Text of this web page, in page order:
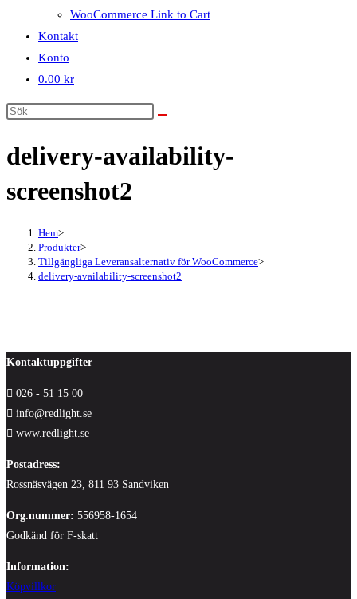
WooCommerce Link to Cart
Kontakt
Konto
0.00 kr
delivery-availability-
screenshot2
Hem>
Produkter>
Tillgängliga Leveransalternativ för WooCommerce>
delivery-availability-screenshot2
Kontaktuppgifter
026 - 51 15 00
info@redlight.se
www.redlight.se
Postadress:
Rossnäsvägen 23, 811 93 Sandviken
Org.nummer: 556958-1654
Godkänd för F-skatt
Information:
Köpvillkor